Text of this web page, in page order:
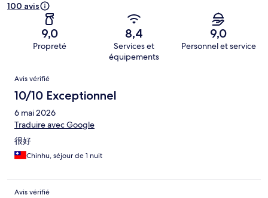
100 avis
9,0
Propreté
8,4
Services et
équipements
9,0
Personnel et service
Avis
Avis vérifié
10/10 Exceptionnel
6 mai 2026
Traduire avec Google
很好
Chinhu, séjour de 1 nuit
Avis vérifié